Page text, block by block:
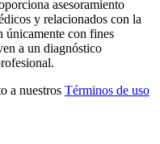
asesoramiento
y relacionados con la
únicamente con fines
a un diagnóstico
a nuestros Términos de uso